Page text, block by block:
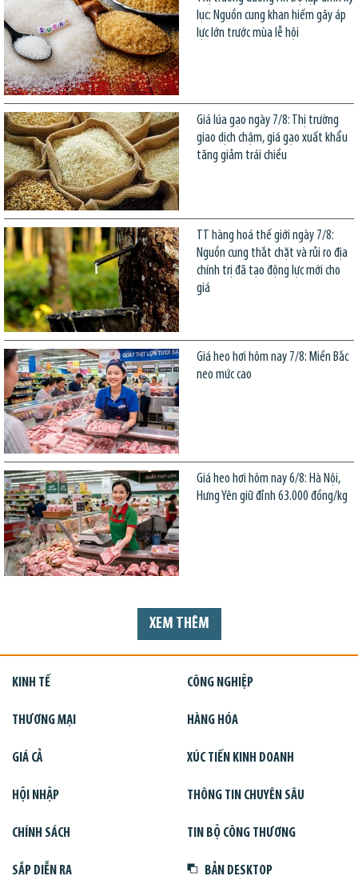
lục: Nguồn cung khan hiếm gây áp
lực lớn trước mùa lễ hội
Giá lúa gạo ngày 7/8: Thị trường
giao dịch chậm, giá gạo xuất khẩu
tăng giảm trái chiều
TT hàng hoá thế giới ngày 7/8:
Nguồn cung thắt chặt và rủi ro địa
chính trị đã tạo động lực mới cho
giá
Giá heo hơi hôm nay 7/8: Miền Bắc
neo mức cao
Giá heo hơi hôm nay 6/8: Hà Nội,
Hưng Yên giữ đỉnh 63.000 đồng/kg
XEM THÊM
KINH TẾ CÔNG NGHIỆP
THƯƠNG MẠI HÀNG HÓA
GIÁ CẢ XÚC TIẾN KINH DOANH
HỘI NHẬP THÔNG TIN CHUYÊN SÂU
CHÍNH SÁCH TIN BỘ CÔNG THƯƠNG
SẮP DIỄN RA BẢN DESKTOP